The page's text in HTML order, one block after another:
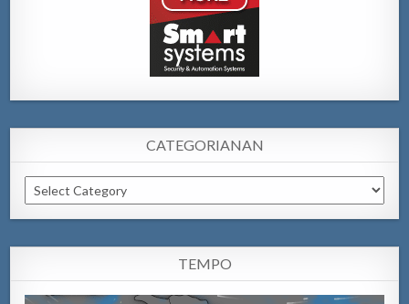
CATEGORIANAN
Categorianan
TEMPO